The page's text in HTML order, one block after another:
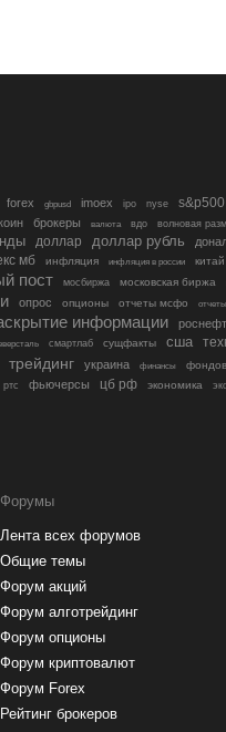
forex gbpusd imoex ipo nyse s&p500
брокеры валюта вдо волновая
доллар доллар рубль
мб инфляция инфляция в россии китай
пост мосбиржа московская биржа
опрос опционы отчеты мсфо
информации
смартлаб сущфакты сша
трейдинг украина финансы
фьючерсы цб рф экономика
Форумы
Лента всех форумов
Общие темы
Форум акций
Форум алготрейдинг
Форум опционы
Форум криптовалют
Форум Forex
Рейтинг брокеров